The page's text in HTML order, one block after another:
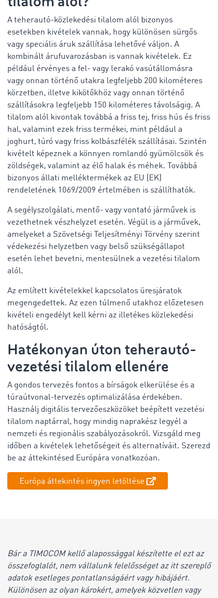
A teherautó-közlekedési tilalom alól bizonyos
esetekben kivételek vannak, hogy különösen sürgős
vagy speciális áruk szállítása lehetővé váljon. A
kombinált árufuvarozásban is vannak kivételek. Ez
például érvényes a fel- vagy lerakó vasútállomásra
vagy onnan történő utakra legfeljebb 200 kilométeres
körzetben, illetve kikötőkhöz vagy onnan történő
szállításokra legfeljebb 150 kilométeres távolságig. A
tilalom alól kivontak továbbá a friss tej, friss hús és friss
hal, valamint ezek friss termékei, mint például a
joghurt, túró vagy friss kolbászfélék szállításai. Szintén
kivételt képeznek a könnyen romlandó gyümölcsök és
zöldségek, valamint az élő halak és méhek. Továbbá
bizonyos állati melléktermékek az EU (EK)
rendeletének 1069/2009 értelmében is szállíthatók.
A segélyszolgálati, mentő- vagy vontató járművek is
vezethetnek vészhelyzet esetén. Végül is a járművek,
amelyeket a Szövetségi Teljesítményi Törvény szerint
védekezési helyzetben vagy belső szükségállapot
esetén lehet bevetni, mentesülnek a vezetési tilalom
alól.
Az említett kivételekkel kapcsolatos üresjáratok
megengedettek. Az ezen túlmenő utakhoz előzetesen
kivételi engedélyt kell kérni az illetékes közlekedési
hatóságtól.
Hatékonyan úton teherautó-
vezetési tilalom ellenére
A gondos tervezés fontos a bírságok elkerülése és a
túraútvonal-tervezés optimalizálása érdekében.
Használj digitális tervezőeszközöket beépített vezetési
tilalom naptárral, hogy mindig naprakész legyél a
nemzeti és regionális szabályozásokról. Vizsgáld meg
időben a kivételek lehetőségeit és alternatíváit. Szerezd
be az áttekintésed Európára vonatkozóan.
Európa áttekintés ingyen letöltése
Bár a TIMOCOM kellő alapossággal készítette el ezt az
összefoglalót, nem vállalunk felelősséget az itt szereplő
adatok esetleges pontatlanságáért vagy hibájáért.
Különösen az olyan károkért, amelyek közvetlen vagy